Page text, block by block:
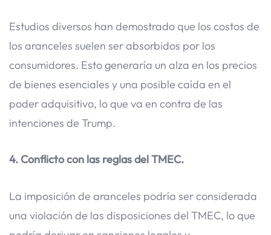
Estudios diversos han demostrado que los costos de
los aranceles suelen ser absorbidos por los
consumidores. Esto generaría un alza en los precios
de bienes esenciales y una posible caída en el
poder adquisitivo, lo que va en contra de las
intenciones de Trump.
4. Conflicto con las reglas del TMEC.
La imposición de aranceles podría ser considerada
una violación de las disposiciones del TMEC, lo que